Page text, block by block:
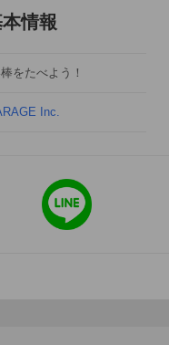
は、他のうまい棒より
は固定ではありませ
ださい。(笑)
情報
をたべよう！
Inc.